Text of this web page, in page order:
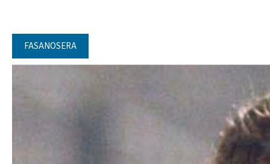
FASANOSERA